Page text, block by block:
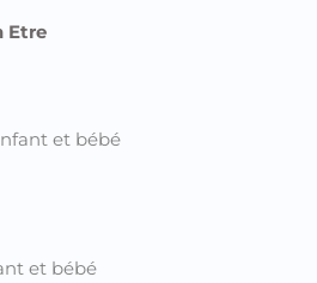
Etre
et bébé
et bébé